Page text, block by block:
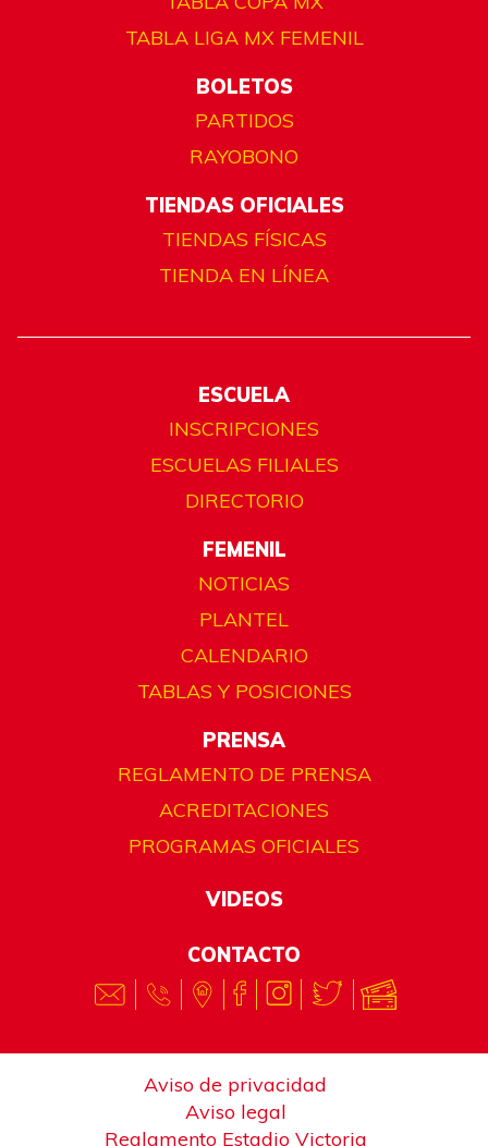
TABLA LIGA MX FEMENIL
BOLETOS
PARTIDOS
RAYOBONO
TIENDAS OFICIALES
TIENDAS FÍSICAS
TIENDA EN LÍNEA
ESCUELA
INSCRIPCIONES
ESCUELAS FILIALES
DIRECTORIO
FEMENIL
NOTICIAS
PLANTEL
CALENDARIO
TABLAS Y POSICIONES
PRENSA
REGLAMENTO DE PRENSA
ACREDITACIONES
PROGRAMAS OFICIALES
VIDEOS
CONTACTO
Aviso de privacidad
Aviso legal
Reglamento Estadio Victoria